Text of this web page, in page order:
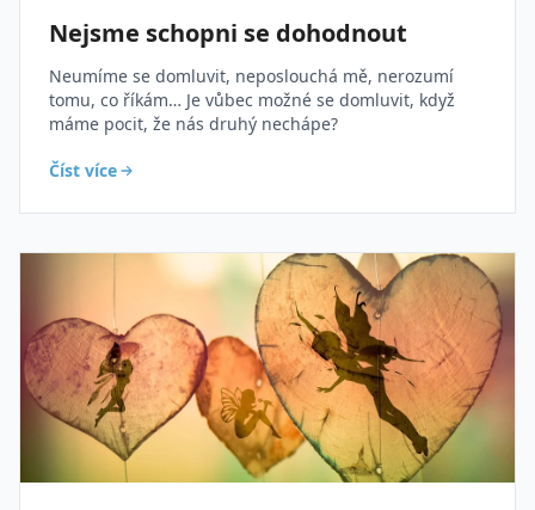
Nejsme schopni se dohodnout
Neumíme se domluvit, neposlouchá mě, nerozumí
tomu, co říkám… Je vůbec možné se domluvit, když
máme pocit, že nás druhý nechápe?
Číst více